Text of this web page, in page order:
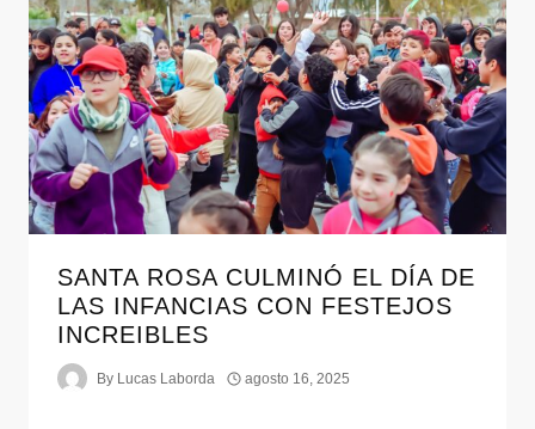
SANTA ROSA CULMINÓ EL DÍA DE
LAS INFANCIAS CON FESTEJOS
INCREIBLES
By Lucas Laborda agosto 16, 2025